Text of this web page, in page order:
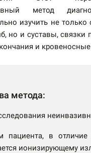
метод
изучить не только
но и суставы, связки
и
метода:
пациента, в
ионизирующему